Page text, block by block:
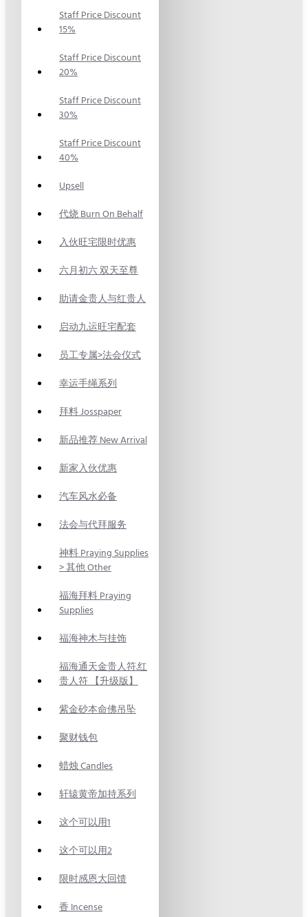
Staff Price Discount
15%
Staff Price Discount
20%
Staff Price Discount
30%
Staff Price Discount
40%
Upsell
代烧 Burn On Behalf
入伙旺宅限时优惠
六月初六 双天至尊
助请金贵人与红贵人
启动九运旺宅配套
员工专属>法会仪式
幸运手绳系列
拜料 Josspaper
新品推荐 New Arrival
新家入伙优惠
汽车风水必备
法会与代拜服务
神料 Praying Supplies
> 其他 Other
福海拜料 Praying
Supplies
福海神木与挂饰
福海通天金贵人符.红
贵人符 【升级版】
紫金砂本命佛吊坠
聚财钱包
蜡烛 Candles
轩辕黄帝加持系列
这个可以用1
这个可以用2
限时感恩大回馈
香 Incense